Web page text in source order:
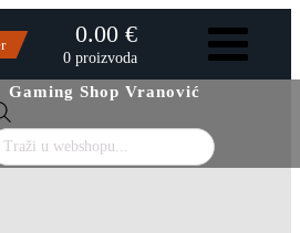
0.00 €
0 proizvoda
Gaming Shop Vranović
search